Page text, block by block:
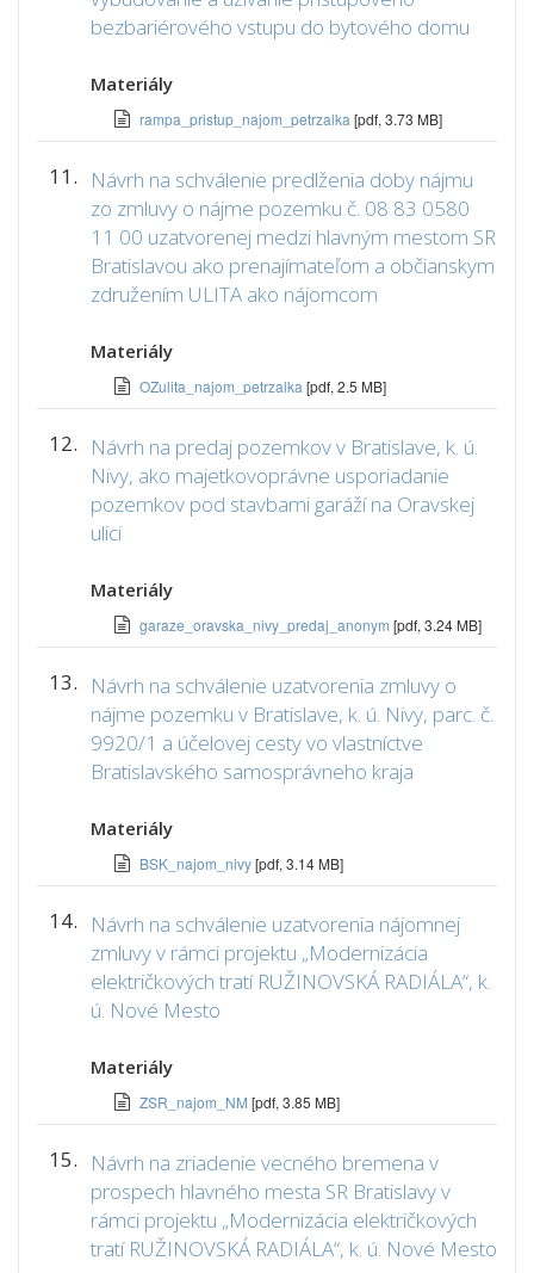
bezbariérového vstupu do bytového domu
Materiály
rampa_pristup_najom_petrzalka [pdf, 3.73 MB]
11.
Návrh na schválenie predlženia doby nájmu
zo zmluvy o nájme pozemku č. 08 83 0580
11 00 uzatvorenej medzi hlavným mestom SR
Bratislavou ako prenajímateľom a občianskym
združením ULITA ako nájomcom
Materiály
OZulita_najom_petrzalka [pdf, 2.5 MB]
12.
Návrh na predaj pozemkov v Bratislave, k. ú.
Nivy, ako majetkovoprávne usporiadanie
pozemkov pod stavbami garáží na Oravskej
ulici
Materiály
garaze_oravska_nivy_predaj_anonym [pdf, 3.24 MB]
13.
Návrh na schválenie uzatvorenia zmluvy o
nájme pozemku v Bratislave, k. ú. Nivy, parc. č.
9920/1 a účelovej cesty vo vlastníctve
Bratislavského samosprávneho kraja
Materiály
BSK_najom_nivy[pdf, 3.14 MB]
14.
Návrh na schválenie uzatvorenia nájomnej
zmluvy v rámci projektu „Modernizácia
električkových tratí RUŽINOVSKÁ RADIÁLA“, k.
ú. Nové Mesto
Materiály
ZSR_najom_NM [pdf, 3.85 MB]
15.
Návrh na zriadenie vecného bremena v
prospech hlavného mesta SR Bratislavy v
rámci projektu „Modernizácia električkových
tratí RUŽINOVSKÁ RADIÁLA“, k. ú. Nové Mesto